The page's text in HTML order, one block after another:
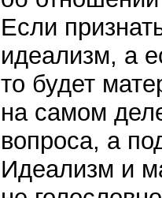
Если
идеализм, а
то будет
на самом
вопроса, а
Идеализм и